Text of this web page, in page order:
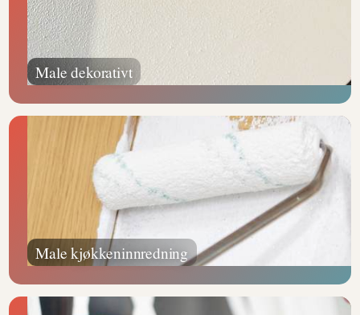
Male dekorativt
Male kjøkkeninnredning